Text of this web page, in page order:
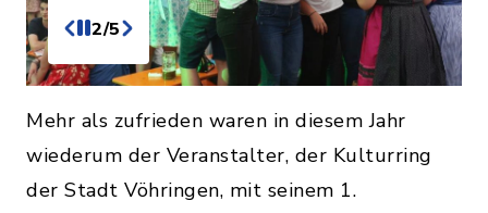
3/5
Mehr als zufrieden waren in diesem Jahr
wiederum der Veranstalter, der Kulturring
der Stadt Vöhringen, mit seinem 1.